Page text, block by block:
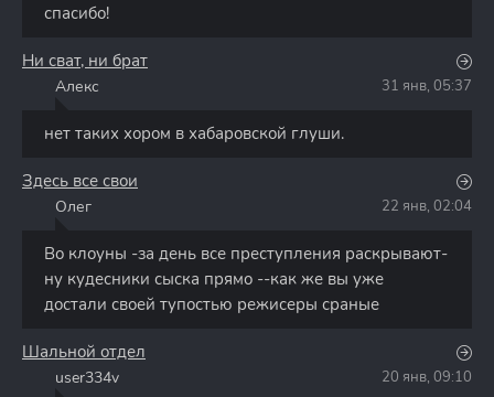
спасибо!
Ни сват, ни брат
Алекс 31 янв, 05:37
нет таких хором в хабаровской глуши.
Здесь все свои
Олег 22 янв, 02:04
Во клоуны -за день все преступления раскрывают-
ну кудесники сыска прямо --как же вы уже
достали своей тупостью режисеры сраные
Шальной отдел
user334v 20 янв, 09:10